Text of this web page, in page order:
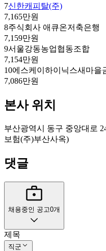
7신한캐피탈(주)
7,165만원
8주식회사 애큐온저축은행
7,159만원
9서울강동농업협동조합
7,154만원
10에스케이하이닉스새마을
7,086만원
본사 위치
부산광역시 동구 중앙대로
보험(주)부산사옥)
댓글
채용중인 공고0개
제목
직군